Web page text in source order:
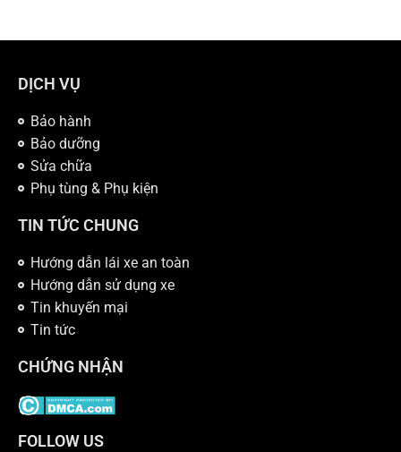
DỊCH VỤ
Bảo hành
Bảo dưỡng
Sửa chữa
Phụ tùng & Phụ kiện
TIN TỨC CHUNG
Hướng dẫn lái xe an toàn
Hướng dẫn sử dụng xe
Tin khuyến mại
Tin tức
CHỨNG NHẬN
FOLLOW US